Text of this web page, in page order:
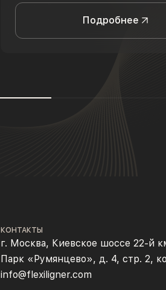
Подробнее
КОНТАКТЫ
г. Москва, Киевское шоссе 22-й
Парк «Румянцево», д. 4, стр. 2,
info@flexiligner.com